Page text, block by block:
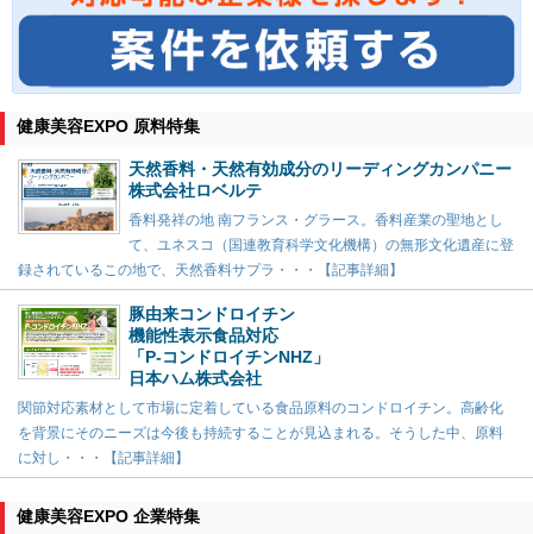
健康美容EXPO 原料特集
天然香料・天然有効成分のリーディングカンパニー
株式会社ロベルテ
香料発祥の地 南フランス・グラース。香料産業の聖地とし
て、ユネスコ（国連教育科学文化機構）の無形文化遺産に登
録されているこの地で、天然香料サプラ・・・【記事詳細】
豚由来コンドロイチン
機能性表示食品対応
「P-コンドロイチンNHZ」
日本ハム株式会社
関節対応素材として市場に定着している食品原料のコンドロイチン。高齢化
を背景にそのニーズは今後も持続することが見込まれる。そうした中、原料
に対し・・・【記事詳細】
健康美容EXPO 企業特集